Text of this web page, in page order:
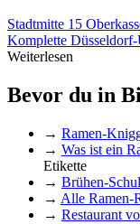
Stadtmitte 15
Komplette
Weiterlesen
Bevor du in
→ Ramen-
→ Was ist ein
Etikette
→ Brühen-
→ Alle Ramen-
→ Restaurant